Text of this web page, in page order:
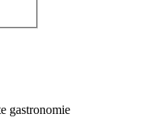
gastronomie